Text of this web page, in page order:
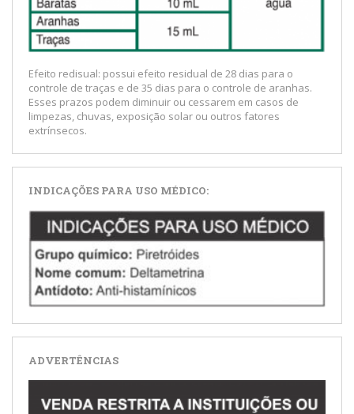
Efeito redisual: possui efeito residual de 28 dias para o
controle de traças e de 35 dias para o controle de aranhas.
Esses prazos podem diminuir ou cessarem em casos de
limpezas, chuvas, exposição solar ou outros fatores
extrínsecos.
INDICAÇÕES PARA USO MÉDICO:
ADVERTÊNCIAS